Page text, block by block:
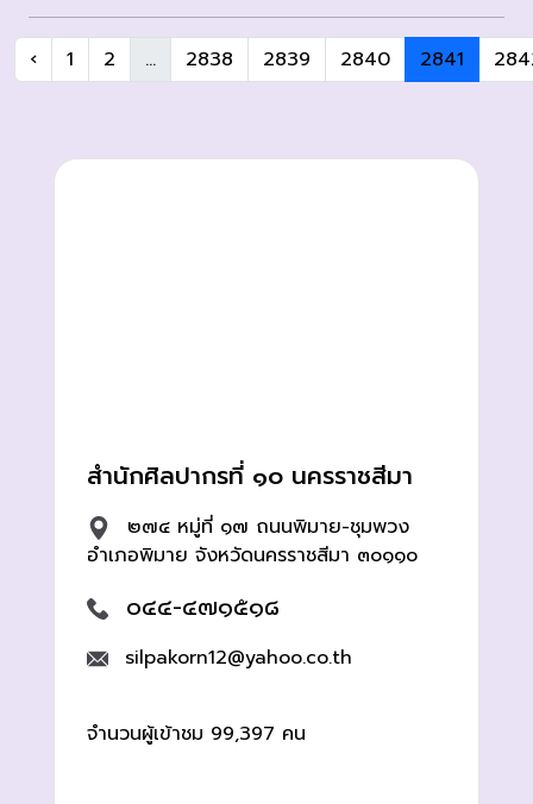
‹ 1 2 ... 2838 2839 2840 2841
สำนักศิลปากรที่ ๑๐ นครราชสีมา
๒๗๔ หมู่ที่ ๑๗ ถนนพิมาย-ชุมพวง
อำเภอพิมาย จังหวัดนครราชสีมา ๓๐๑๑๐
๐๔๔-๔๗๑๕๑๘
silpakorn12@yahoo.co.th
จำนวนผู้เข้าชม 99,397 คน